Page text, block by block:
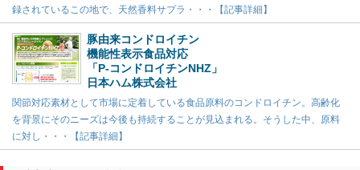
録されているこの地で、天然香料サプラ・・・【記事詳細】
豚由来コンドロイチン
機能性表示食品対応
「P-コンドロイチンNHZ」
日本ハム株式会社
関節対応素材として市場に定着している食品原料のコンドロイチン。高齢化
を背景にそのニーズは今後も持続することが見込まれる。そうした中、原料
に対し・・・【記事詳細】